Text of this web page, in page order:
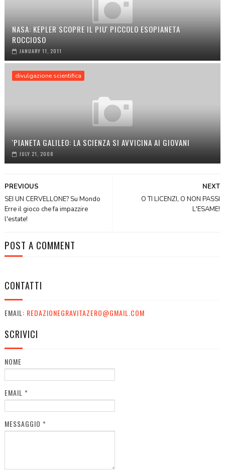
NASA: KEPLER SCOPRE IL PIU' PICCOLO ESOPIANETA
ROCCIOSO
JANUARY 11, 2011
divulgazione scientifica
'PIANETA GALILEO: LA SCIENZA SI AVVICINA AI GIOVANI
JULY 21, 2008
NEXT
O TI LICENZI, O NON PASSI
L'ESAME!
PREVIOUS
SEI UN CERVELLONE? Su Mondo
Erre il gioco che fa impazzire
l'estate!
POST A COMMENT
CONTATTI
EMAIL: REDAZIONEGRAVITAZERO@GMAIL.COM
SCRIVICI
NOME
EMAIL *
MESSAGGIO *